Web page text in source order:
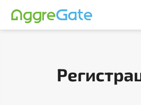
Contact Us